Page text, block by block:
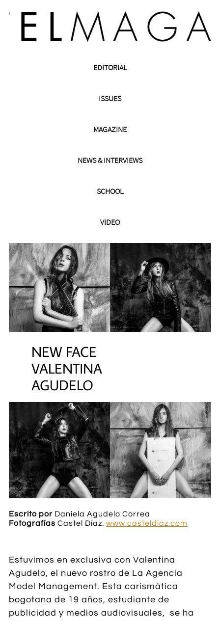
EDITORIAL
ISSUES
MAGAZINE
NEWS & INTERVIEWS
SCHOOL
VIDEO
NEW FACE
VALENTINA
AGUDELO
Escrito por Daniela Agudelo Correa
Fotografías Castel Díaz. www.casteldiaz.com
Estuvimos en exclusiva con Valentina
Agudelo, el nuevo rostro de La Agencia
Model Management. Esta carismática
bogotana de 19 años, estudiante de
publicidad y medios audiovisuales, se ha